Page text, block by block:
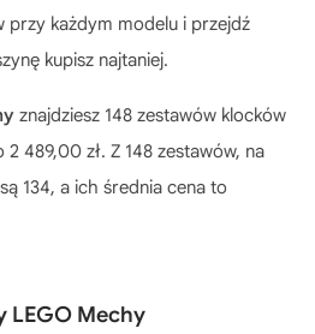
przy każdym modelu i przejdź
kupisz najtaniej.
znajdziesz 148 zestawów klocków
489,00 zł. Z 148 zestawów, na
134, a ich średnia cena to
LEGO Mechy